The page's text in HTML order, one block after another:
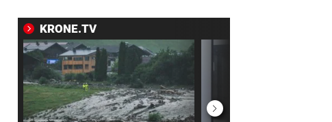
JETZT IST ES FIX vor einer Stunde
Der FC Arsenal hat einen neuen
Mittelfeldspieler
MANN (45) HATTE MESSER vor einer Stunde
KRONE.TV